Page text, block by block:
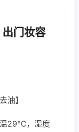
门妆容
油】
温29℃，湿度